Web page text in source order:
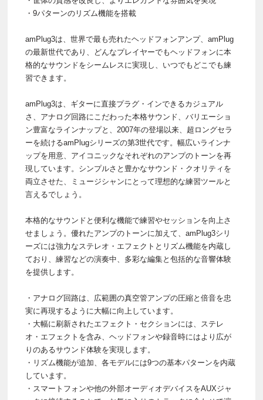
・9パターンのリズム機能を搭載
amPlug3は、世界で最も売れたヘッドフォンアンプ、amPlug
の最新世代であり、どんなプレイヤーでもヘッドフォンに本
格的なサウンドをシームレスに実現し、いつでもどこでも練
習できます。
amPlug3は、ギターに直接プラグ・インできるカジュアル
さ、アナログ回路にこだわった本格サウンド、バリエーショ
ン豊富なラインナップと、2007年の登場以来、超ロングセラ
ーを続けるamPlugシリーズの第3世代です。幅広いラインナ
ップを用意、アイコニックなそれぞれのアンプのトーンを再
現しています。シンプルさと豊かなサウンド・クオリティを
両立させた、ミュージシャンにとって理想的な練習ツールと
言えるでしょう。
本格的なサウンドと便利な機能で練習やセッションを向上さ
せましょう。優れたアンプのトーンに加えて、amPlug3シリ
ーズには強力なステレオ・エフェクトとリズム機能を内蔵し
ており、練習などの演奏中、多彩な編集と包括的な音響体験
を提供します。
・アナログ回路は、広範囲の真空管アンプの圧縮と倍音を忠
実に再現するように大幅に向上しています。
・大幅に刷新されたエフェクト・セクションには、ステレ
オ・エフェクトを含み、ヘッドフォンや録音時にはより広が
りのあるサウンド体験を実現します。
・リズム機能が追加、各モデルには9つの基本パターンを内蔵
しています。
・スマートフォンや他の外部オーディオデバイスをAUXジャ